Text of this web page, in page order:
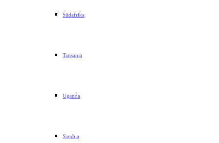
Südafrika
Tansania
Uganda
Sambia